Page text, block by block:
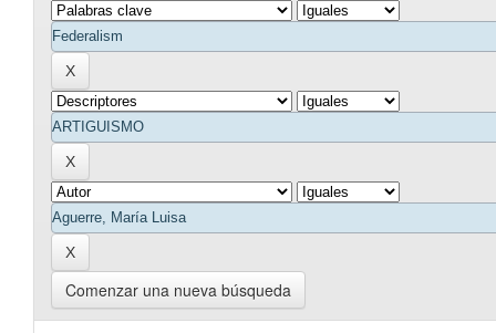
Comenzar una nueva búsqueda